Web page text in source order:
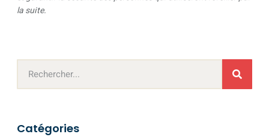
la suite.
Catégories